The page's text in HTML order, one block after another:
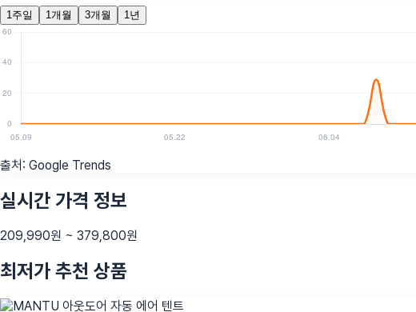
1주일 1개월 3개월 1년
출처: Google Trends
실시간 가격 정보
209,990원 ~ 379,800원
최저가 추천 상품